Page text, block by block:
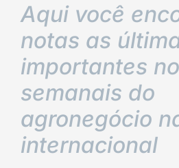
Aqui você
notas as
importantes
semanais do
agronegócio
internacional